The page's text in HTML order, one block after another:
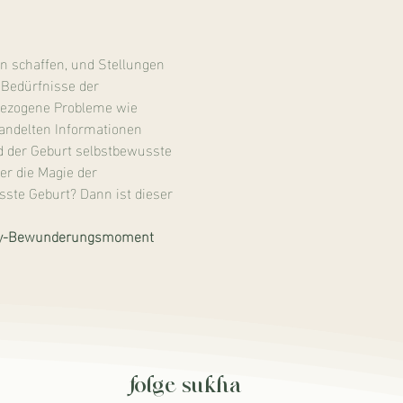
schaffen, und Stellungen
der
Probleme wie
Informationen
Geburt selbstbewusste
die Magie der
Geburt? Dann ist dieser
Bewunderungsmoment
folge sukha